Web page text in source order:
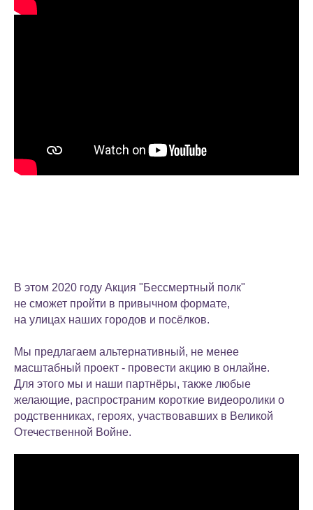
В этом 2020 году Акция "Бессмертный полк"
не сможет пройти в привычном формате,
на улицах наших городов и посёлков.
Мы предлагаем альтернативный, не менее
масштабный проект - провести акцию в онлайне.
Для этого мы и наши партнёры, также любые
желающие, распространим короткие видеоролики о
родственниках, героях, участвовавших в Великой
Отечественной Войне.